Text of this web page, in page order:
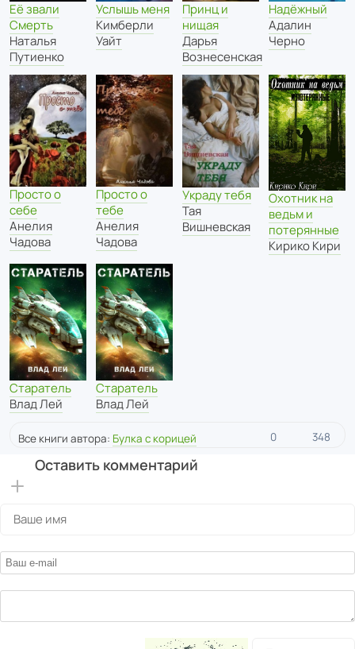
Её звали
Смерть
Наталья
Путиенко
Услышь меня
Кимберли
Уайт
Принц и
нищая
Дарья
Вознесенская
Надёжный
Адалин
Черно
Просто о
себе
Анелия
Чадова
Просто о
тебе
Анелия
Чадова
Украду тебя
Тая
Вишневская
Охотник на
ведьм и
потерянные
Кирико Кири
Старатель
Влад Лей
Старатель
Влад Лей
Все книги автора: Булка с корицей 0 348
Оставить комментарий